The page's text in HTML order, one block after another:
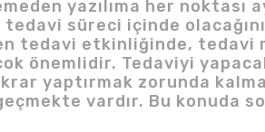
yazılıma her noktası
süreci içinde
tedavi etkinliğinde, tedavi
önemlidir. Tedaviyi
yaptırmak zorunda
vardır. Bu konuda